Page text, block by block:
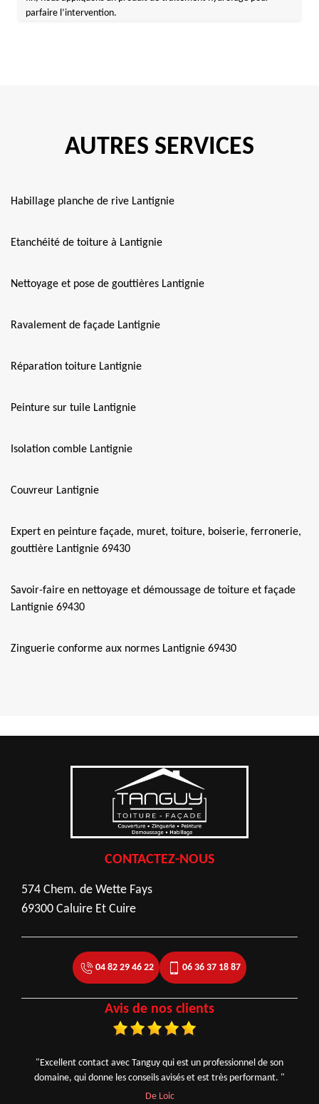
parfaire l’intervention.
AUTRES SERVICES
Habillage planche de rive Lantignie
Etanchéité de toiture à Lantignie
Nettoyage et pose de gouttières Lantignie
Ravalement de façade Lantignie
Réparation toiture Lantignie
Peinture sur tuile Lantignie
Isolation comble Lantignie
Couvreur Lantignie
Expert en peinture façade, muret, toiture, boiserie, ferronerie,
gouttière Lantignie 69430
Savoir-faire en nettoyage et démoussage de toiture et façade
Lantignie 69430
Zinguerie conforme aux normes Lantignie 69430
CONTACTEZ-NOUS
574 Chem. de Wette Fays
69300 Caluire Et Cuire
04 82 29 46 22 06 36 37 18 87
Avis de nos clients
"Excellent contact avec Tanguy qui est un professionnel de son
domaine, qui donne les conseils avisés et est très performant. "
De Loic